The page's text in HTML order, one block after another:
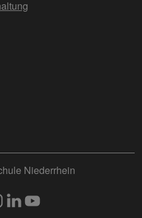
Niederrhein